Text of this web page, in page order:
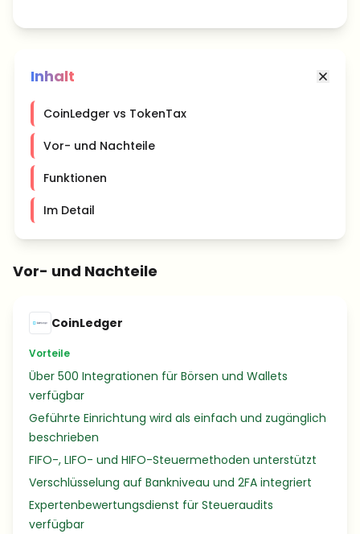
Inhalt
CoinLedger vs TokenTax
Vor- und Nachteile
Funktionen
Im Detail
Vor- und Nachteile
CoinLedger
Vorteile
Über 500 Integrationen für Börsen und Wallets
verfügbar
Geführte Einrichtung wird als einfach und zugänglich
beschrieben
FIFO-, LIFO- und HIFO-Steuermethoden unterstützt
Verschlüsselung auf Bankniveau und 2FA integriert
Expertenbewertungsdienst für Steueraudits
verfügbar